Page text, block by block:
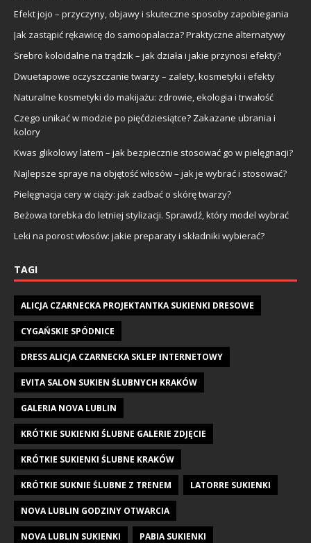
Efekt jojo – przyczyny, objawy i skuteczne sposoby zapobiegania
Jak zastąpić rękawicę do samoopalacza? Praktyczne alternatywy
Srebro koloidalne na trądzik – jak działa i jakie przynosi efekty?
Dwuetapowe oczyszczanie twarzy – zalety, kosmetyki i efekty
Naturalne kosmetyki do makijażu: zdrowie, ekologia i trwałość
Czego unikać w modzie po pięćdziesiątce? Zakazane ubrania i
kolory
Kwas glikolowy latem – jak bezpiecznie stosować go w pielęgnacji?
Najlepsze spraye na objętość włosów – jak je wybrać i stosować?
Pielęgnacja cery w ciąży: jak zadbać o skórę twarzy?
Beżowa torebka do letniej stylizacji. Sprawdź, który model wybrać
Leki na porost włosów: jakie preparaty i składniki wybierać?
TAGI
ALICJA CZARNECKA PROJEKTANTKA SUKIENKI DRESOWE
CYGAŃSKIE SPÓDNICE
DRESS ALICJA CZARNECKA SKLEP INTERNETOWY
EVITA SALON SUKIEN ŚLUBNYCH KRAKÓW
GALERIA NOVA LUBLIN
KRÓTKIE SUKIENKI ŚLUBNE GALERIE ZDJĘCIE
KRÓTKIE SUKIENKI ŚLUBNE KRAKÓW
KRÓTKIE SUKNIE ŚLUBNE Z TRENEM LATORRE SUKIENKI
NOVA LUBLIN GODZINY OTWARCIA
NOVA LUBLIN SUKIENKI PABIA SUKIENKI